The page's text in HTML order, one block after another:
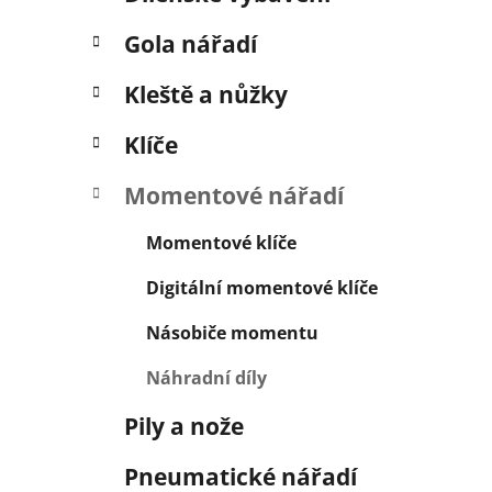
p
n
l
Gola nářadí
Kleště a nůžky
Klíče
Momentové nářadí
Momentové klíče
Digitální momentové klíče
Násobiče momentu
Náhradní díly
Pily a nože
Pneumatické nářadí